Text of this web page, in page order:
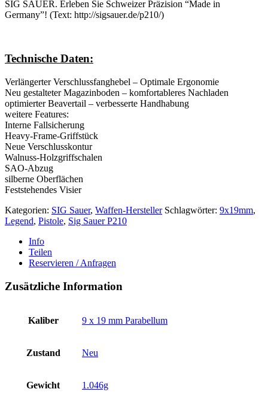
SIG SAUER. Erleben Sie Schweizer Präzision “Made in
Germany”! (Text: http://sigsauer.de/p210/)
Technische Daten:
Verlängerter Verschlussfanghebel – Optimale Ergonomie
Neu gestalteter Magazinboden – komfortableres Nachladen
optimierter Beavertail – verbesserte Handhabung
weitere Features:
Interne Fallsicherung
Heavy-Frame-Griffstück
Neue Verschlusskontur
Walnuss-Holzgriffschalen
SAO-Abzug
silberne Oberflächen
Feststehendes Visier
Kategorien: SIG Sauer, Waffen-Hersteller Schlagwörter: 9x19mm,
Legend, Pistole, Sig Sauer P210
Info
Teilen
Reservieren / Anfragen
Zusätzliche Information
Kaliber 9 x 19 mm Parabellum
Zustand Neu
Gewicht 1.046g